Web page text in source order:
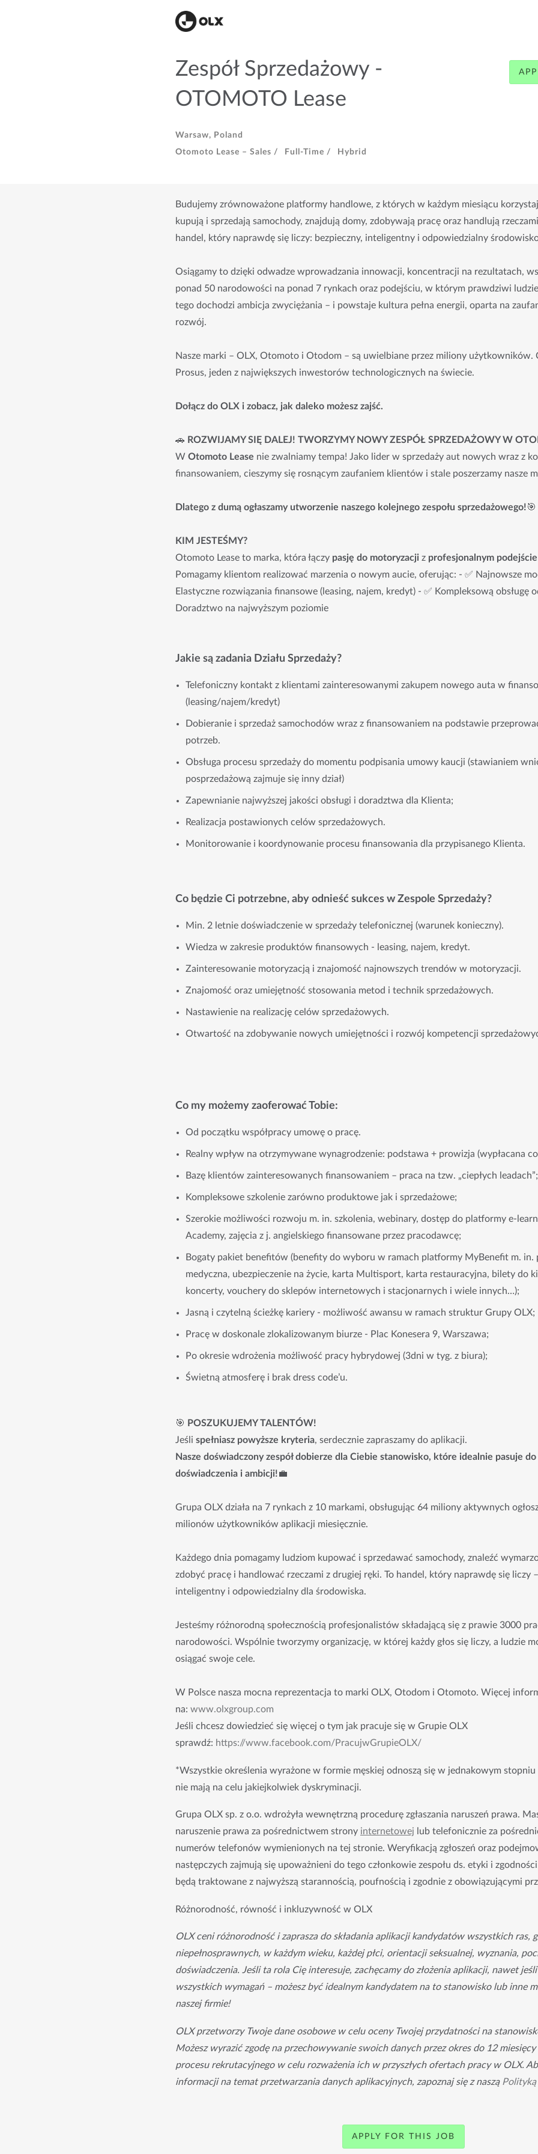
Zespół Sprzedażowy -
OTOMOTO Lease
Warsaw, Poland
Otomoto Lease – Sales /
Full-Time / Hybrid
Budujemy zrównoważone platformy handlowe, z których w każdym miesiącu
kupują i sprzedają samochody, znajdują domy, zdobywają pracę oraz handlują
handel, który naprawdę się liczy: bezpieczny, inteligentny i odpowiedzialny
Osiągamy to dzięki odwadze wprowadzania innowacji, koncentracji na rezultatach,
ponad 50 narodowości na ponad 7 rynkach oraz podejściu, w którym prawdziwi
tego dochodzi ambicja zwyciężania – i powstaje kultura pełna energii, oparta na
rozwój.
Nasze marki – OLX, Otomoto i Otodom – są uwielbiane przez miliony użytkowników.
Prosus, jeden z największych inwestorów technologicznych na świecie.
Dołącz do OLX i zobacz, jak daleko możesz zajść.
🚗 ROZWIJAMY SIĘ DALEJ! TWORZYMY NOWY ZESPÓŁ SPRZEDAŻOWY W
W Otomoto Lease nie zwalniamy tempa! Jako lider w sprzedaży aut nowych wraz z
finansowaniem, cieszymy się rosnącym zaufaniem klientów i stale poszerzamy nasze
Dlatego z dumą ogłaszamy utworzenie naszego kolejnego zespołu sprzedażowego!🎯
KIM JESTEŚMY?
Otomoto Lease to marka, która łączy pasję do motoryzacji z profesjonalnym
Pomagamy klientom realizować marzenia o nowym aucie, oferując: - ✅ Najnowsze
Elastyczne rozwiązania finansowe (leasing, najem, kredyt) - ✅ Kompleksową obsługę
Doradztwo na najwyższym poziomie
Jakie są zadania Działu Sprzedaży?
Telefoniczny kontakt z klientami zainteresowanymi zakupem nowego auta w
(leasing/najem/kredyt)
Dobieranie i sprzedaż samochodów wraz z finansowaniem na podstawie
potrzeb.
Obsługa procesu sprzedaży do momentu podpisania umowy kaucji (stawianiem
posprzedażową zajmuje się inny dział)
Zapewnianie najwyższej jakości obsługi i doradztwa dla Klienta;
Realizacja postawionych celów sprzedażowych.
Monitorowanie i koordynowanie procesu finansowania dla przypisanego Klienta.
Co będzie Ci potrzebne, aby odnieść sukces w Zespole Sprzedaży?
Min. 2 letnie doświadczenie w sprzedaży telefonicznej (warunek konieczny).
Wiedza w zakresie produktów finansowych - leasing, najem, kredyt.
Zainteresowanie motoryzacją i znajomość najnowszych trendów w motoryzacji.
Znajomość oraz umiejętność stosowania metod i technik sprzedażowych.
Nastawienie na realizację celów sprzedażowych.
Otwartość na zdobywanie nowych umiejętności i rozwój kompetencji
Co my możemy zaoferować Tobie:
Od początku współpracy umowę o pracę.
Realny wpływ na otrzymywane wynagrodzenie: podstawa + prowizja (wypłacana
Bazę klientów zainteresowanych finansowaniem – praca na tzw. „ciepłych leadach”;
Kompleksowe szkolenie zarówno produktowe jak i sprzedażowe;
Szerokie możliwości rozwoju m. in. szkolenia, webinary, dostęp do platformy e-
Academy, zajęcia z j. angielskiego finansowane przez pracodawcę;
Bogaty pakiet benefitów (benefity do wyboru w ramach platformy MyBenefit m. in.
medyczna, ubezpieczenie na życie, karta Multisport, karta restauracyjna, bilety do
koncerty, vouchery do sklepów internetowych i stacjonarnych i wiele innych…);
Jasną i czytelną ścieżkę kariery - możliwość awansu w ramach struktur Grupy OLX;
Pracę w doskonale zlokalizowanym biurze - Plac Konesera 9, Warszawa;
Po okresie wdrożenia możliwość pracy hybrydowej (3dni w tyg. z biura);
Świetną atmosferę i brak dress code’u.
🎯 POSZUKUJEMY TALENTÓW!
Jeśli spełniasz powyższe kryteria, serdecznie zapraszamy do aplikacji.
Nasze doświadczony zespół dobierze dla Ciebie stanowisko, które idealnie pasuje
doświadczenia i ambicji!💼
Grupa OLX działa na 7 rynkach z 10 markami, obsługując 64 miliony aktywnych
milionów użytkowników aplikacji miesięcznie.
Każdego dnia pomagamy ludziom kupować i sprzedawać samochody, znaleźć
zdobyć pracę i handlować rzeczami z drugiej ręki. To handel, który naprawdę się liczy
inteligentny i odpowiedzialny dla środowiska.
Jesteśmy różnorodną społecznością profesjonalistów składającą się z prawie 3000
narodowości. Wspólnie tworzymy organizację, w której każdy głos się liczy, a ludzie
osiągać swoje cele.
W Polsce nasza mocna reprezentacja to marki OLX, Otodom i Otomoto. Więcej
na: www.olxgroup.com
Jeśli chcesz dowiedzieć się więcej o tym jak pracuje się w Grupie OLX
sprawdź: https://www.facebook.com/PracujwGrupieOLX/
*Wszystkie określenia wyrażone w formie męskiej odnoszą się w jednakowym stopniu
nie mają na celu jakiejkolwiek dyskryminacji.
Grupa OLX sp. z o.o. wdrożyła wewnętrzną procedurę zgłaszania naruszeń prawa.
naruszenie prawa za pośrednictwem strony internetowej lub telefonicznie za
numerów telefonów wymienionych na tej stronie. Weryfikacją zgłoszeń oraz
następczych zajmują się upoważnieni do tego członkowie zespołu ds. etyki i
będą traktowane z najwyższą starannością, poufnością i zgodnie z obowiązującymi
Różnorodność, równość i inkluzywność w OLX
OLX ceni różnorodność i zaprasza do składania aplikacji kandydatów wszystkich ras,
niepełnosprawnych, w każdym wieku, każdej płci, orientacji seksualnej, wyznania,
doświadczenia. Jeśli ta rola Cię interesuje, zachęcamy do złożenia aplikacji, nawet jeśli
wszystkich wymagań – możesz być idealnym kandydatem na to stanowisko lub inne
naszej firmie!
OLX przetworzy Twoje dane osobowe w celu oceny Twojej przydatności na
Możesz wyrazić zgodę na przechowywanie swoich danych przez okres do 12
procesu rekrutacyjnego w celu rozważenia ich w przyszłych ofertach pracy w OLX.
informacji na temat przetwarzania danych aplikacyjnych, zapoznaj się z naszą
APPLY FOR THIS JOB